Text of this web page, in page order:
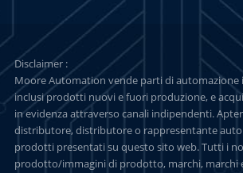
Disclaimer :
Moore Automation vende parti di automazione
inclusi prodotti nuovi e fuori produzione, e
in evidenza attraverso canali indipendenti.
distributore, distributore o rappresentante
prodotti presentati su questo sito web. Tutti i
prodotto/immagini di prodotto, marchi, marchi